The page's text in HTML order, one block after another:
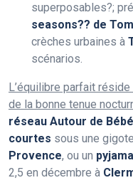
superposables?;
seasons?? de
crèches urbaines à
scénarios.
L’équilibre parfait
de la bonne tenue
réseau Autour de Bébé
courtes sous une
Provence, ou un
2,5 en décembre à